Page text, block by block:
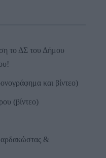
το ΔΣ του Δήμου
και βίντεο)
(βίντεο)
&